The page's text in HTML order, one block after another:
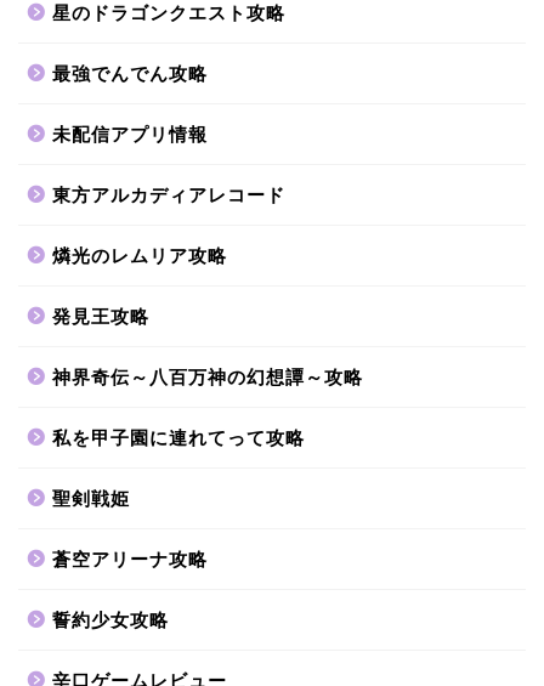
星のドラゴンクエスト攻略
最強でんでん攻略
未配信アプリ情報
東方アルカディアレコード
燐光のレムリア攻略
発見王攻略
神界奇伝～八百万神の幻想譚～攻略
私を甲子園に連れてって攻略
聖剣戦姫
蒼空アリーナ攻略
誓約少女攻略
辛口ゲームレビュー